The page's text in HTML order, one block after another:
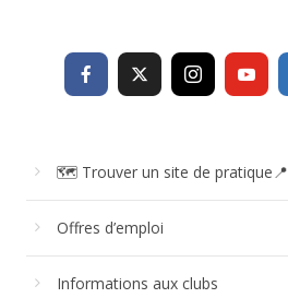
🗺 Trouver un site de pratique📍
Offres d’emploi
Informations aux clubs